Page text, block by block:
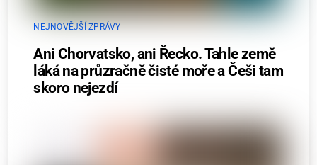
NEJNOVĚJŠÍ ZPRÁVY
Ani Chorvatsko, ani Řecko. Tahle země
láká na průzračně čisté moře a Češi tam
skoro nejezdí